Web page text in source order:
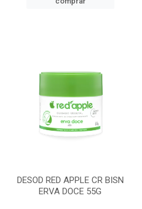
DESOD RED APPLE CR BISN
ERVA DOCE 55G